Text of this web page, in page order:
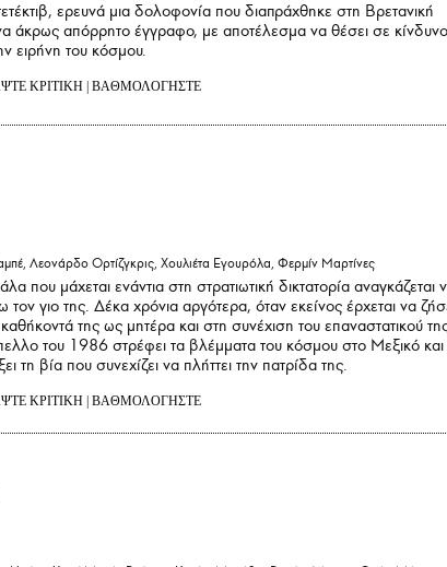
ερευνά μια δολοφονία που διαπράχθηκε στη Βρετανική
άκρως απόρρητο έγγραφο, με αποτέλεσμα να θέσει σε
ειρήνη του κόσμου.
ΚΡΙΤΙΚΗ ΒΑΘΜΟΛΟΓΗΣΤΕ
Λεονάρδο Ορτίζγκρις, Χουλιέτα Εγουρόλα, Φερμίν Μαρτίνες
που μάχεται ενάντια στη στρατιωτική δικτατορία αναγκάζεται
γιο της. Δέκα χρόνια αργότερα, όταν εκείνος έρχεται να
της ως μητέρα και στη συνέχιση του επαναστατικού
του 1986 στρέφει τα βλέμματα του κόσμου στο Μεξικό και
τη βία που συνεχίζει να πλήττει την πατρίδα της.
ΚΡΙΤΙΚΗ ΒΑΘΜΟΛΟΓΗΣΤΕ